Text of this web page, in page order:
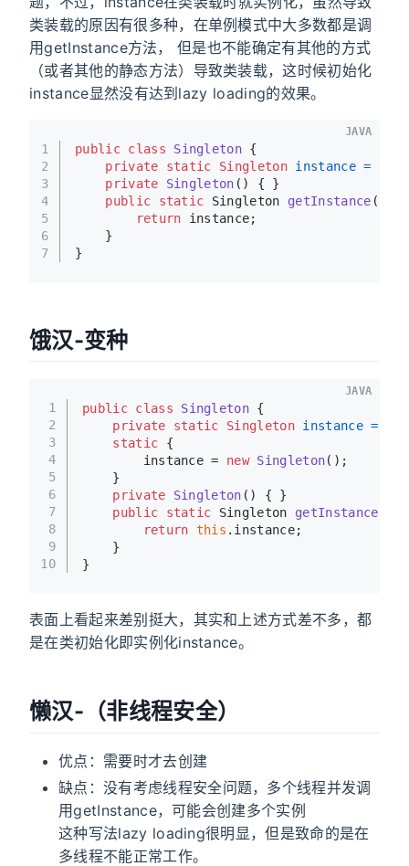
类装载的原因有很多种，在单例模式中大多数都是调
用getInstance方法， 但是也不能确定有其他的方式
（或者其他的静态方法）导致类装载，这时候初始化
instance显然没有达到lazy loading的效果。
1
2
3
4
5
6
7
public class Singleton {
private
static Singleton instance =
private
Singleton ()
{ }
public
static Singleton getInstance ()
return instance;
    }
}
JAVA
饿汉-变种
1
2
3
4
5
6
7
8
9
10
public class Singleton {
private
static Singleton instance =
static {
        instance =
new Singleton();
    }
private
Singleton ()
{ }
public
static Singleton getInstance
return this .instance;
    }
}
JAVA
表面上看起来差别挺大，其实和上述方式差不多，都
是在类初始化即实例化instance。
懒汉-（非线程安全）
优点：需要时才去创建
缺点：没有考虑线程安全问题，多个线程并发调
用getInstance，可能会创建多个实例
这种写法lazy loading很明显，但是致命的是在
多线程不能正常工作。